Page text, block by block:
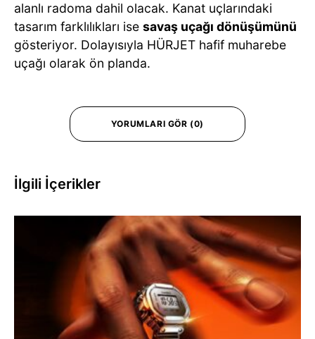
alanlı radoma dahil olacak. Kanat uçlarındaki
tasarım farklılıkları ise savaş uçağı dönüşümünü
gösteriyor. Dolayısıyla HÜRJET hafif muharebe
uçağı olarak ön planda.
YORUMLARI GÖR (0)
İlgili İçerikler